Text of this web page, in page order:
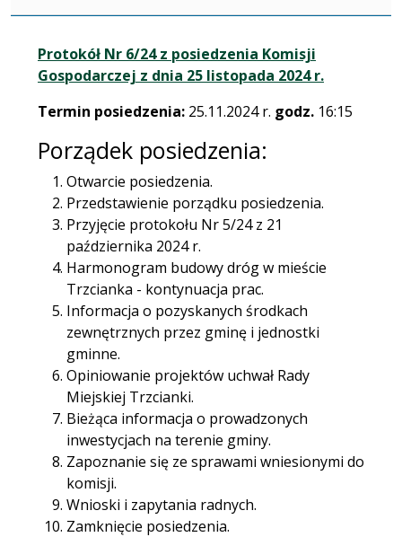
Protokół Nr 6/24 z posiedzenia Komisji
Gospodarczej z dnia 25 listopada 2024 r.
Termin posiedzenia: 25.11.2024 r. godz. 16:15
Porządek posiedzenia:
Otwarcie posiedzenia.
Przedstawienie porządku posiedzenia.
Przyjęcie protokołu Nr 5/24 z 21
października 2024 r.
Harmonogram budowy dróg w mieście
Trzcianka - kontynuacja prac.
Informacja o pozyskanych środkach
zewnętrznych przez gminę i jednostki
gminne.
Opiniowanie projektów uchwał Rady
Miejskiej Trzcianki.
Bieżąca informacja o prowadzonych
inwestycjach na terenie gminy.
Zapoznanie się ze sprawami wniesionymi do
komisji.
Wnioski i zapytania radnych.
Zamknięcie posiedzenia.